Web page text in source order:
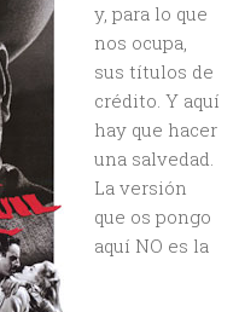
y, para lo que
nos ocupa,
sus títulos de
crédito. Y aquí
hay que hacer
una salvedad.
La versión
que os pongo
aquí NO es la